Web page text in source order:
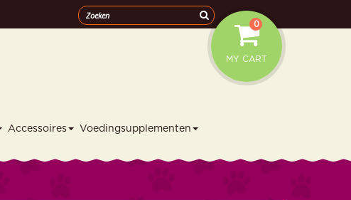
MY CART
0
Accessoires Voedingsupplementen